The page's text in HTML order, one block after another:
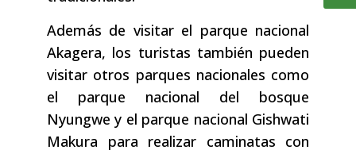
Además de visitar el parque nacional
Akagera, los turistas también pueden
visitar otros parques nacionales como
el parque nacional del bosque
Nyungwe y el parque nacional Gishwati
Makura para realizar caminatas con